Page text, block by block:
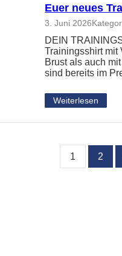
Euer neues
3. Juni 2026
DEIN
Trainingsshirt mit
Brust als auch
sind bereits im
Weiterlesen
1 2